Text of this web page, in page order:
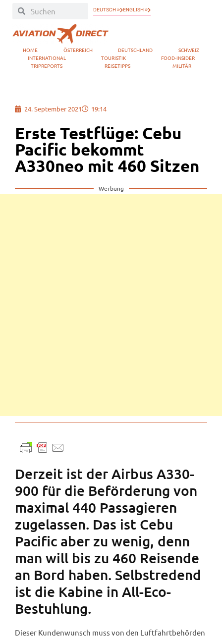
DEUTSCH » ENGLISH »
HOME ÖSTERREICH DEUTSCHLAND
SCHWEIZ
INTERNATIONAL
TOURISTIK
FOOD-INSIDER
TRIPREPORTS
REISETIPPS MILITÄR
24. September 2021 19:14
Erste Testflüge: Cebu
Pacific bekommt
A330neo mit 460 Sitzen
Werbung
Derzeit ist der Airbus A330-
900 für die Beförderung von
maximal 440 Passagieren
zugelassen. Das ist Cebu
Pacific aber zu wenig, denn
man will bis zu 460 Reisende
an Bord haben. Selbstredend
ist die Kabine in All-Eco-
Bestuhlung.
Dieser Kundenwunsch muss von den Luftfahrtbehörden